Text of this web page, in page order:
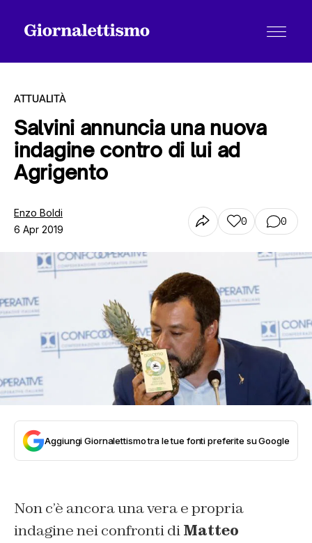
Tutti gli articoli
Chi siamo
Contatti
ATTUALITÀ
Salvini annuncia una nuova
indagine contro di lui ad
Agrigento
Enzo Boldi
6 Apr 2019
0 0
Aggiungi Giornalettismo tra le tue fonti preferite su Google
Non c’è ancora una vera e propria
indagine nei confronti diMatteo